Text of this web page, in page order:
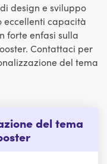
design e sviluppo
eccellenti capacità
forte enfasi sulla
Contattaci per
del tema
del tema